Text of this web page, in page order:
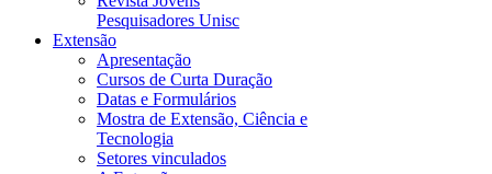
Pesquisadores Unisc
Extensão
Apresentação
Cursos de Curta Duração
Datas e Formulários
Mostra de Extensão, Ciência e
Tecnologia
Setores vinculados